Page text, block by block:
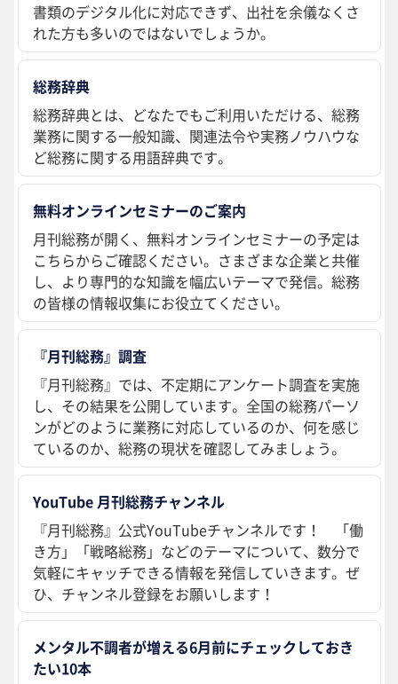
書類のデジタル化に対応できず、出社を余儀なくさ
れた方も多いのではないでしょうか。
総務辞典
総務辞典とは、どなたでもご利用いただける、総務
業務に関する一般知識、関連法令や実務ノウハウな
ど総務に関する用語辞典です。
無料オンラインセミナーのご案内
月刊総務が開く、無料オンラインセミナーの予定は
こちらからご確認ください。さまざまな企業と共催
し、より専門的な知識を幅広いテーマで発信。総務
の皆様の情報収集にお役立てください。
『月刊総務』調査
『月刊総務』では、不定期にアンケート調査を実施
し、その結果を公開しています。全国の総務パーソ
ンがどのように業務に対応しているのか、何を感じ
ているのか、総務の現状を確認してみましょう。
YouTube 月刊総務チャンネル
『月刊総務』公式YouTubeチャンネルです！ 「働
き方」「戦略総務」などのテーマについて、数分で
気軽にキャッチできる情報を発信していきます。ぜ
ひ、チャンネル登録をお願いします！
メンタル不調者が増える6月前にチェックしておき
たい10本